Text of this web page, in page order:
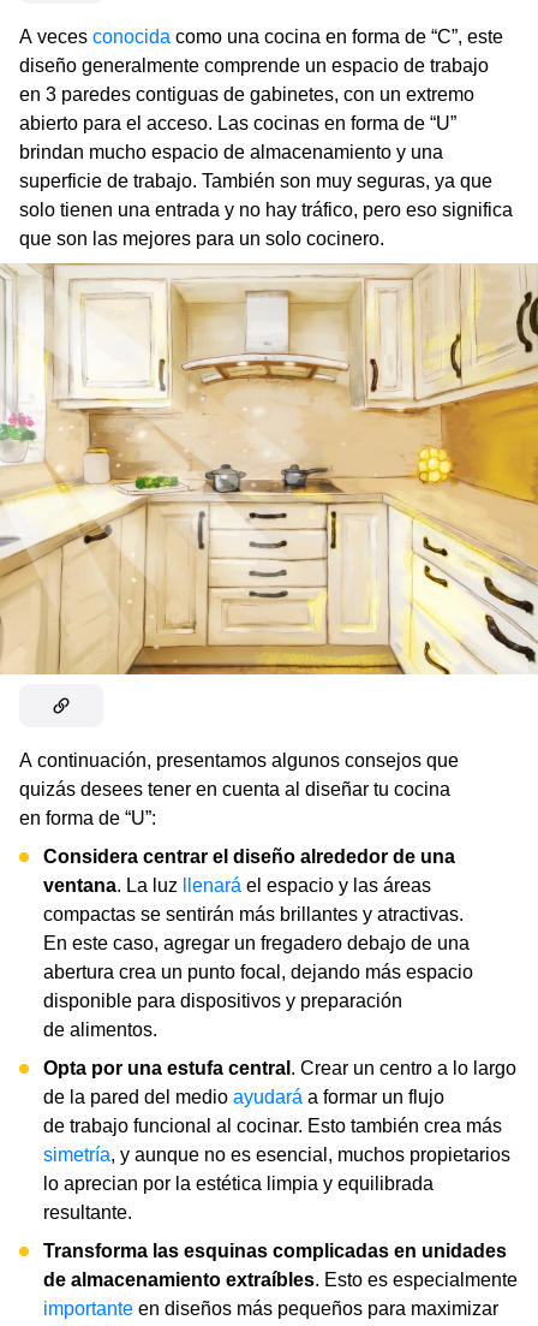
A veces conocida como una cocina en forma de “C”, este
diseño generalmente comprende un espacio de trabajo
en 3 paredes contiguas de gabinetes, con un extremo
abierto para el acceso. Las cocinas en forma de “U”
brindan mucho espacio de almacenamiento y una
superficie de trabajo. También son muy seguras, ya que
solo tienen una entrada y no hay tráfico, pero eso significa
que son las mejores para un solo cocinero.
A continuación, presentamos algunos consejos que
quizás desees tener en cuenta al diseñar tu cocina
en forma de “U”:
Considera centrar el diseño alrededor de una
ventana. La luz llenará el espacio y las áreas
compactas se sentirán más brillantes y atractivas.
En este caso, agregar un fregadero debajo de una
abertura crea un punto focal, dejando más espacio
disponible para dispositivos y preparación
de alimentos.
Opta por una estufa central . Crear un centro a lo largo
de la pared del medio ayudará a formar un flujo
de trabajo funcional al cocinar. Esto también crea más
simetría, y aunque no es esencial, muchos propietarios
lo aprecian por la estética limpia y equilibrada
resultante.
Transforma las esquinas complicadas en unidades
de almacenamiento extraíbles. Esto es especialmente
importante en diseños más pequeños para maximizar